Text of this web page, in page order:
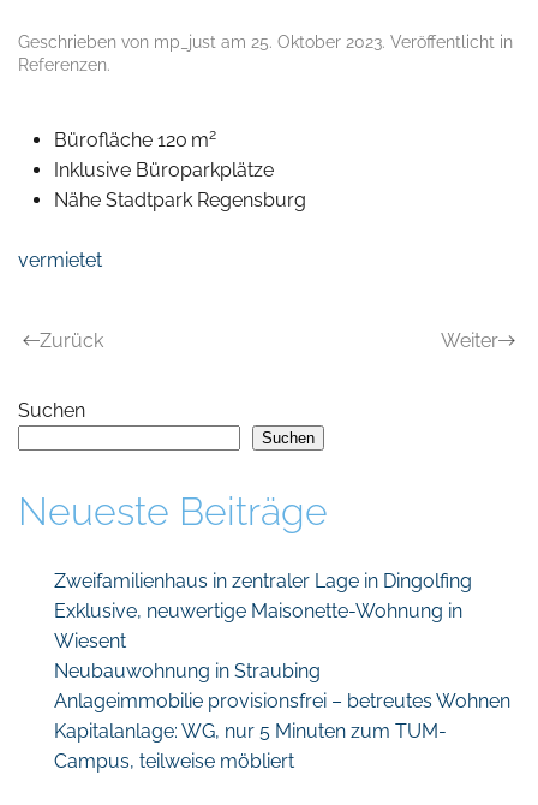
Geschrieben von mp_just am 25. Oktober 2023. Veröffentlicht in
Referenzen.
Bürofläche 120 m2
Inklusive Büroparkplätze
Nähe Stadtpark Regensburg
vermietet
Zurück Weiter
Suchen
Suchen
Neueste Beiträge
Zweifamilienhaus in zentraler Lage in Dingolfing
Exklusive, neuwertige Maisonette-Wohnung in
Wiesent
Neubauwohnung in Straubing
Anlageimmobilie provisionsfrei – betreutes Wohnen
Kapitalanlage: WG, nur 5 Minuten zum TUM-
Campus, teilweise möbliert